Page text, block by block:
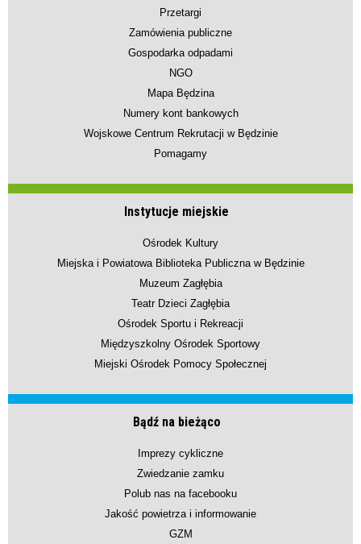
Przetargi
Zamówienia publiczne
Gospodarka odpadami
NGO
Mapa Będzina
Numery kont bankowych
Wojskowe Centrum Rekrutacji w Będzinie
Pomagamy
Instytucje miejskie
Ośrodek Kultury
Miejska i Powiatowa Biblioteka Publiczna w Będzinie
Muzeum Zagłębia
Teatr Dzieci Zagłębia
Ośrodek Sportu i Rekreacji
Międzyszkolny Ośrodek Sportowy
Miejski Ośrodek Pomocy Społecznej
Bądź na bieżąco
Imprezy cykliczne
Zwiedzanie zamku
Polub nas na facebooku
Jakość powietrza i informowanie
GZM